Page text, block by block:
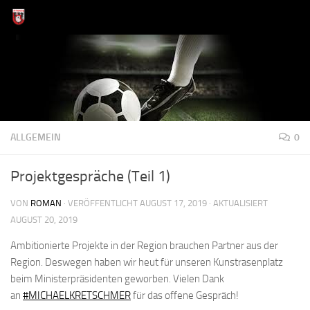
Zum Inhalt springen
ALLGEMEIN 0
Projektgespräche (Teil 1)
VON ROMAN · VERÖFFENTLICHT AUGUST 17, 2019 · AKTUALISIERT
AUGUST 20, 2019
Ambitionierte Projekte in der Region brauchen Partner aus der
Region. Deswegen haben wir heut für unseren Kunstrasenplatz
beim Ministerpräsidenten geworben. Vielen Dank
an #MICHAELKRETSCHMERfür das offene Gespräch!